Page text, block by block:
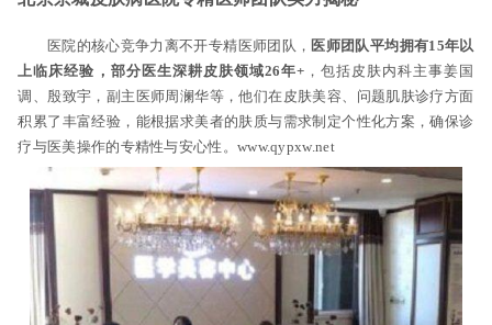
医院的核心竞争力离不开专精医师团队， 医师团队平均拥有15年以
上临床经验，部分医生深耕皮肤领域26年+ ，包括皮肤内科主事姜国
调、殷致宇，副主医师周澜华等，他们在皮肤美容、问题肌肤诊疗方面
积累了丰富经验，能根据求美者的肤质与需求制定个性化方案，确保诊
疗与医美操作的专精性与安心性。www.qypxw.net